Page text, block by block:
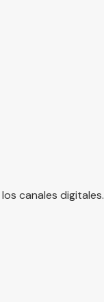
canales digitales.